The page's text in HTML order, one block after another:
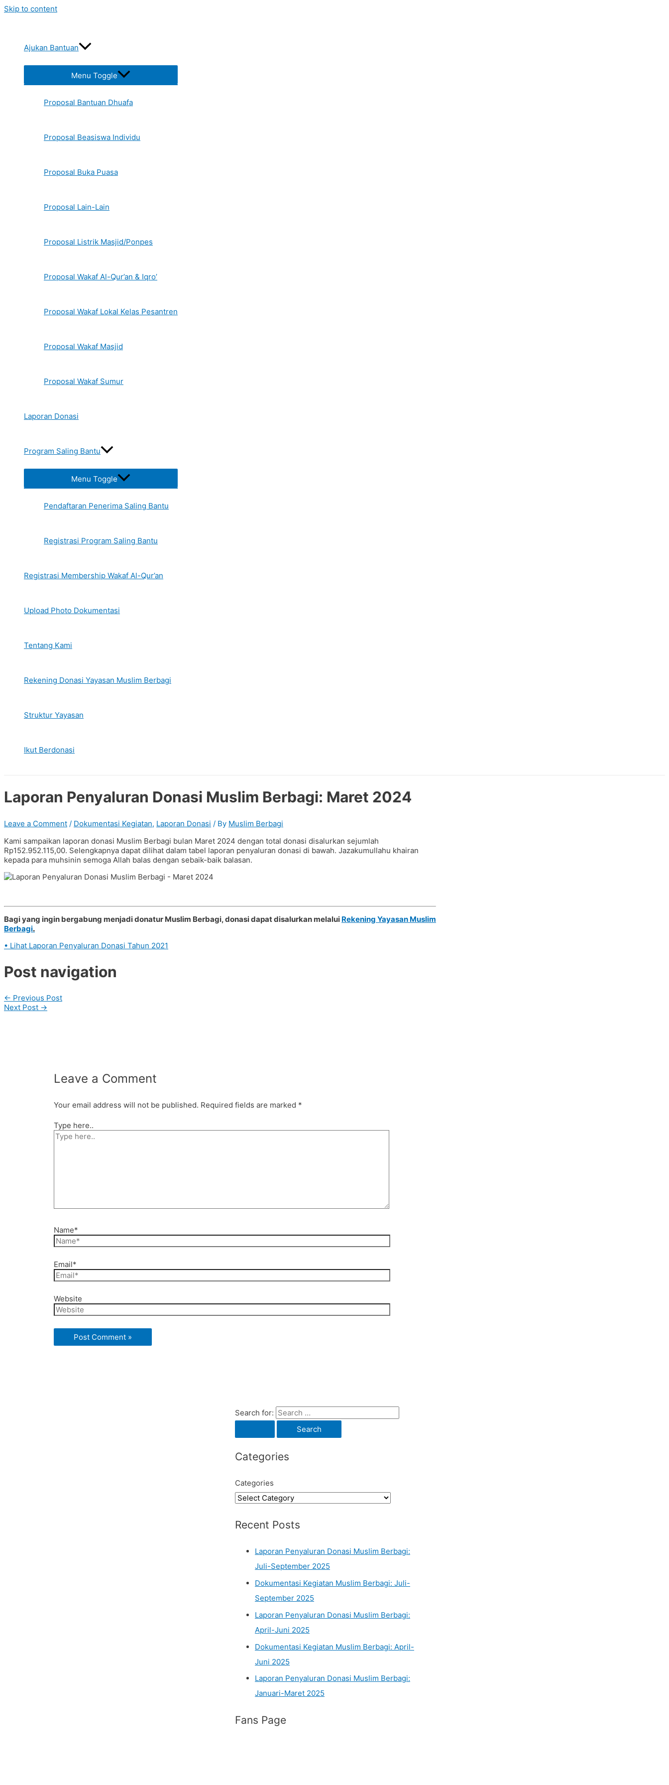
Skip to content
Ajukan Bantuan
Menu Toggle
Proposal Bantuan Dhuafa
Proposal Beasiswa Individu
Proposal Buka Puasa
Proposal Lain-Lain
Proposal Listrik Masjid/Ponpes
Proposal Wakaf Al-Qur’an & Iqro’
Proposal Wakaf Lokal Kelas Pesantren
Proposal Wakaf Masjid
Proposal Wakaf Sumur
Laporan Donasi
Program Saling Bantu
Menu Toggle
Pendaftaran Penerima Saling Bantu
Registrasi Program Saling Bantu
Registrasi Membership Wakaf Al-Qur’an
Upload Photo Dokumentasi
Tentang Kami
Rekening Donasi Yayasan Muslim Berbagi
Struktur Yayasan
Ikut Berdonasi
Laporan Penyaluran Donasi Muslim Berbagi: Maret 2024
Leave a Comment / Dokumentasi Kegiatan, Laporan Donasi / By Muslim Berbagi
Kami sampaikan laporan donasi Muslim Berbagi bulan Maret 2024 dengan total donasi disalurkan sejumlah
Rp152.952.115,00. Selengkapnya dapat dilihat dalam tabel laporan penyaluran donasi di bawah. Jazakumullahu khairan
kepada para muhsinin semoga Allah balas dengan sebaik-baik balasan.
Bagi yang ingin bergabung menjadi donatur Muslim Berbagi, donasi dapat disalurkan melalui Rekening Yayasan Muslim
Berbagi.
• Lihat Laporan Penyaluran Donasi Tahun 2021
Post navigation
← Previous Post
Next Post →
Leave a Comment
Your email address will not be published. Required fields are marked *
Type here..
Name*
Email*
Website
Search for:
Categories
Categories
Recent Posts
Laporan Penyaluran Donasi Muslim Berbagi:
Juli-September 2025
Dokumentasi Kegiatan Muslim Berbagi: Juli-
September 2025
Laporan Penyaluran Donasi Muslim Berbagi:
April-Juni 2025
Dokumentasi Kegiatan Muslim Berbagi: April-
Juni 2025
Laporan Penyaluran Donasi Muslim Berbagi:
Januari-Maret 2025
Fans Page